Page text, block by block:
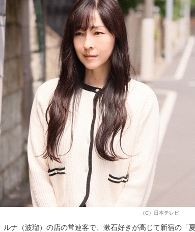
（C）日本テレビ
ルナ（波瑠）の店の常連客で、漱石好きが高じて新宿の「